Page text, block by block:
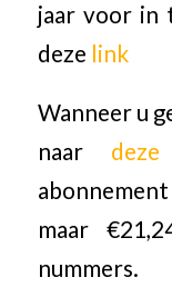
jaar voor in
deze link
Wanneer u
naar
maar
nummers.